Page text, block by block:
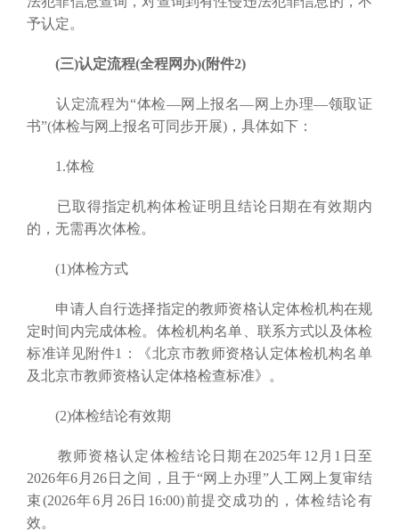
予认定。
(三)认定流程(全程网办)(附件2)
认定流程为“体检—网上报名—网上办理—领取证
书”(体检与网上报名可同步开展)，具体如下：
1.体检
已取得指定机构体检证明且结论日期在有效期内
的，无需再次体检。
(1)体检方式
申请人自行选择指定的教师资格认定体检机构在规
定时间内完成体检。体检机构名单、联系方式以及体检
标准详见附件1：《北京市教师资格认定体检机构名单
及北京市教师资格认定体格检查标准》。
(2)体检结论有效期
教师资格认定体检结论日期在2025年12月1日至
2026年6月26日之间，且于“网上办理”人工网上复审结
束(2026年6月26日16:00)前提交成功的，体检结论有
效。